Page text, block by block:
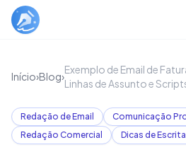
Início›Blog›
Exemplo de Email de
Linhas de Assunto e
Redação de Email
Comunicação
Redação Comercial
Dicas de Escrita